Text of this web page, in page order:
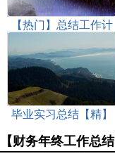
【热门】总结工作计
共17158字)
毕业实习总结【精】
【财务年终工作总